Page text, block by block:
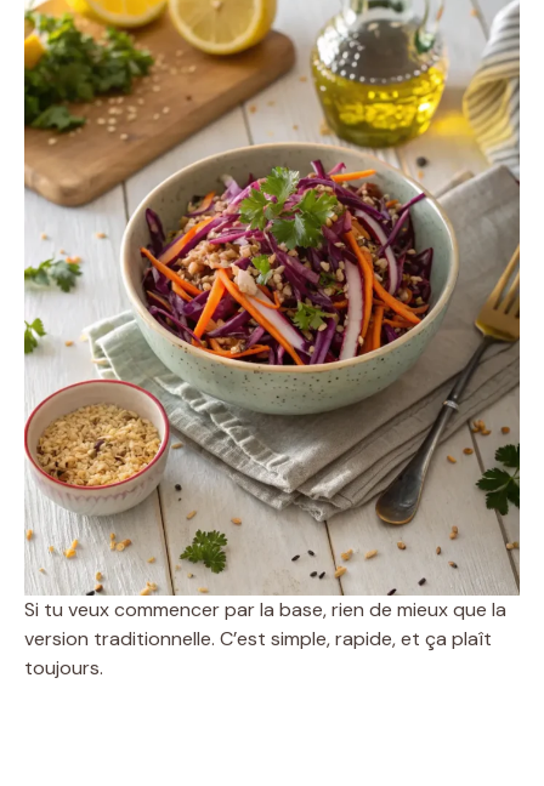
Si tu veux commencer par la base, rien de mieux que la
version traditionnelle. C’est simple, rapide, et ça plaît
toujours.